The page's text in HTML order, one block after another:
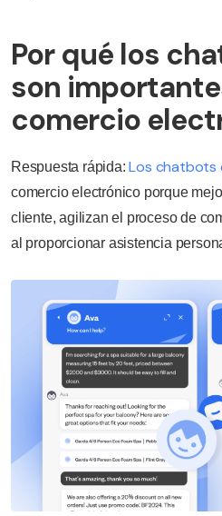
Por qué los
son
comercio
Respuesta rápida:Los chatbots
comercio electrónico porque
cliente, agilizan el proceso de
al proporcionar asistencia